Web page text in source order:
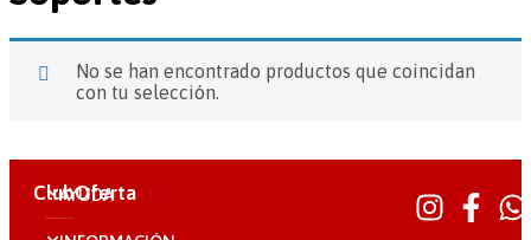
No se han encontrado productos que coincidan
con tu selección.
ClubOferta
AYUDA